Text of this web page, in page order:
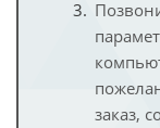
заказ,